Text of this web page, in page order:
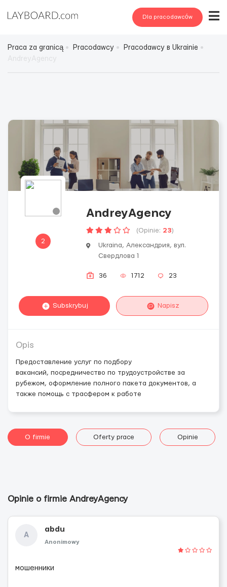
Dla pracodawców
Praca za granicą Pracodawcy
Pracodawcy в Ukrainie
2
AndreyAgency
(Opinie: 23)
Ukraina, Александрия, вул.
Свердлова 1
36 1712 23
Subskrybuj Napisz
Opis
Предоставление услуг по подбору
вакансий, посредничество по трудоустройстве за
рубежом, оформление полного пакета документов, а
также помощь с трасфером к работе
O firmie Oferty prace Opinie
Opinie o firmie AndreyAgency
A
abdu
Anonimowy
мошенники